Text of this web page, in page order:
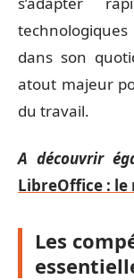
dans son
atout majeur
du travail.
A découvrir
LibreOffice :
Les